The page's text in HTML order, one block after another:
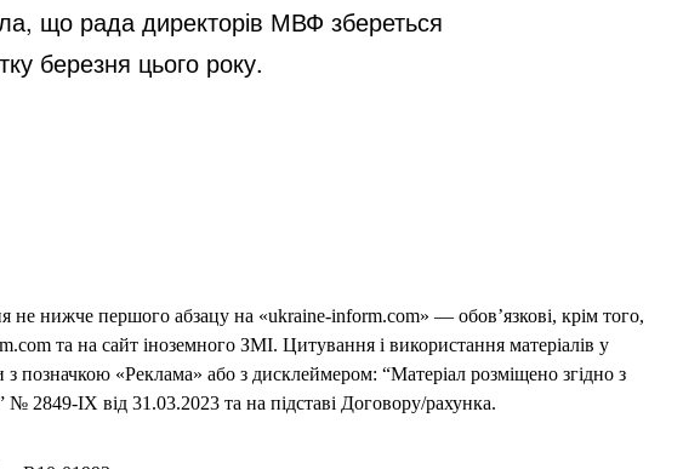
що рада директорів МВФ збереться
березня цього року.
не нижче першого абзацу на «ukraine-inform.com» — обов’язкові, крім того,
та на сайт іноземного ЗМІ. Цитування і використання матеріалів у
«Реклама» або з дисклеймером: “Матеріал розміщено згідно з
2849-IX від 31.03.2023 та на підставі Договору/рахунка.